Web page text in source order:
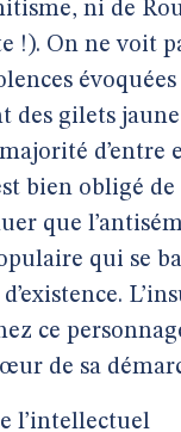
ni de
!). On ne voit
évoquées
des gilets
d’entre
bien obligé de
que
qui se
ce
de sa
l’intellectuel